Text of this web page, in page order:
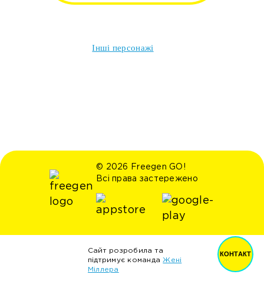
Інші персонажі
© 2026 Freegen GO!
Всі права застережено
Сайт розробила та
підтримує командаЖені
Міллера
КОНТАКТ